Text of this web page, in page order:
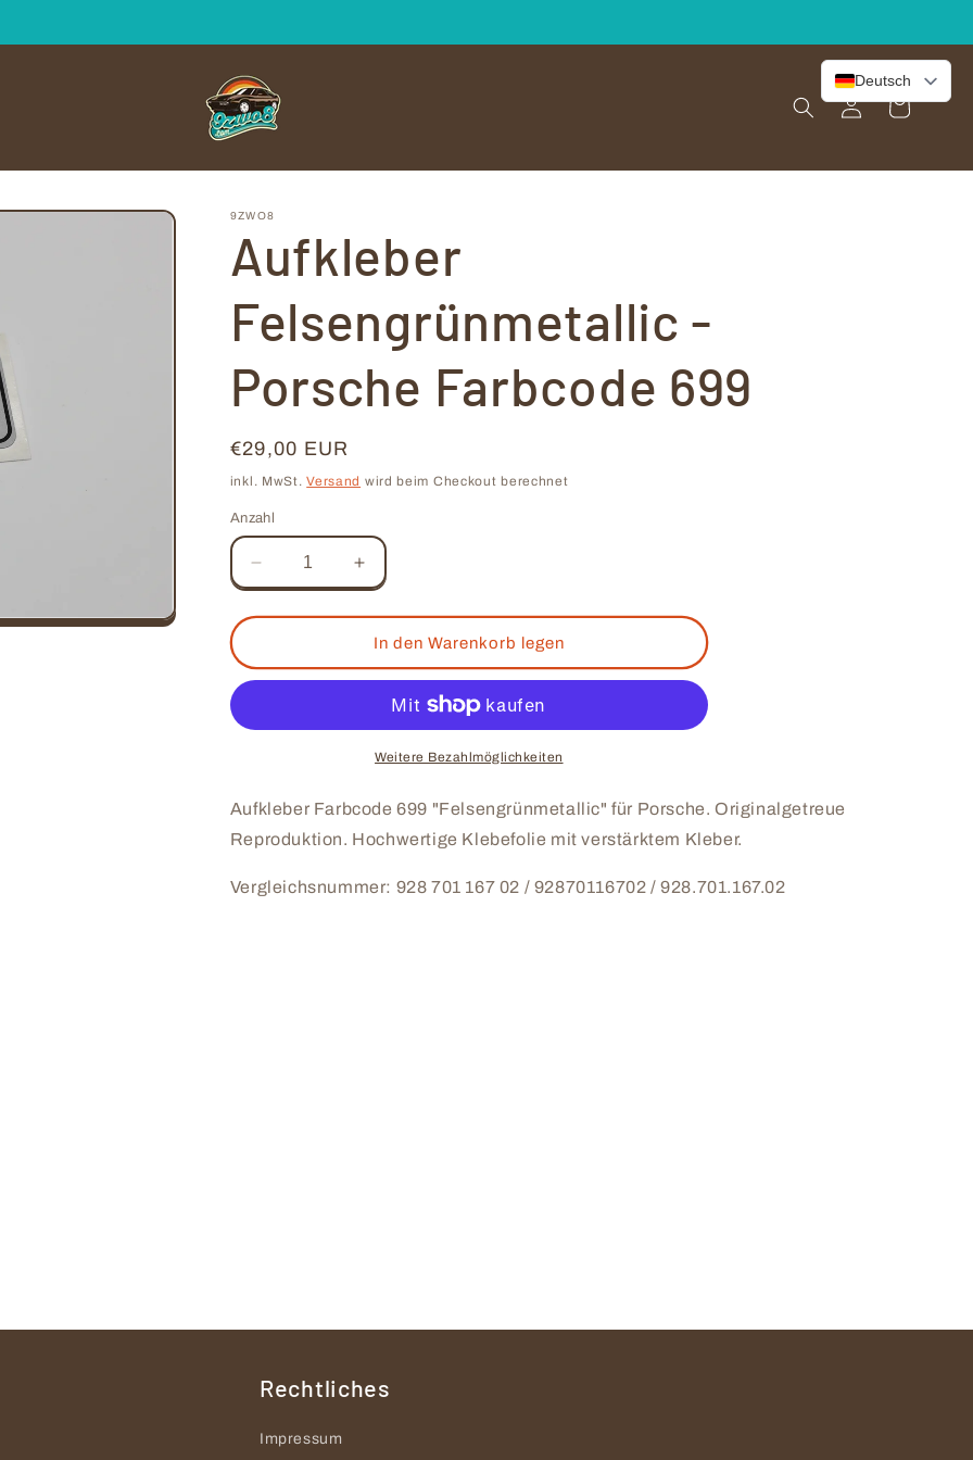
EinloggenWarenkorb
9ZWO8
Aufkleber
Felsengrünmetallic -
Porsche Farbcode 699
Normaler
Preis
€29,00 EUR
inkl. MwSt.Versand wird beim Checkout berechnet
Anzahl
Verringere
die
Menge
Aufkleber
Felsengrünmetallic
Porsche
Erhöhe
die
Menge
für
Aufkleber
Felsengrünmetallic
Porsche
Farbcode
In den Warenkorb legen
Weitere Bezahlmöglichkeiten
Aufkleber Farbcode 699 "Felsengrünmetallic" für Porsche. Originalgetreue
Reproduktion. Hochwertige Klebefolie mit verstärktem Kleber.
Vergleichsnummer: 928 701 167 02 / 92870116702 / 928.701.167.02
Rechtliches
Impressum
Deutsch